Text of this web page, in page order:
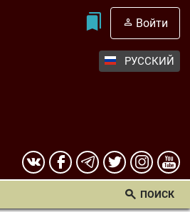
Войти
РУССКИЙ
ПОИСК